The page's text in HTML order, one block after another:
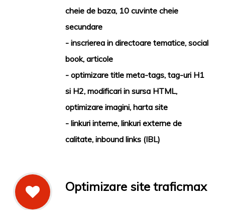
cheie de baza, 10 cuvinte cheie
secundare
- inscrierea in directoare tematice, social
book, articole
- optimizare title meta-tags, tag-uri H1
si H2, modificari in sursa HTML,
optimizare imagini, harta site
- linkuri interne, linkuri externe de
calitate, inbound links (IBL)
Optimizare site traficmax